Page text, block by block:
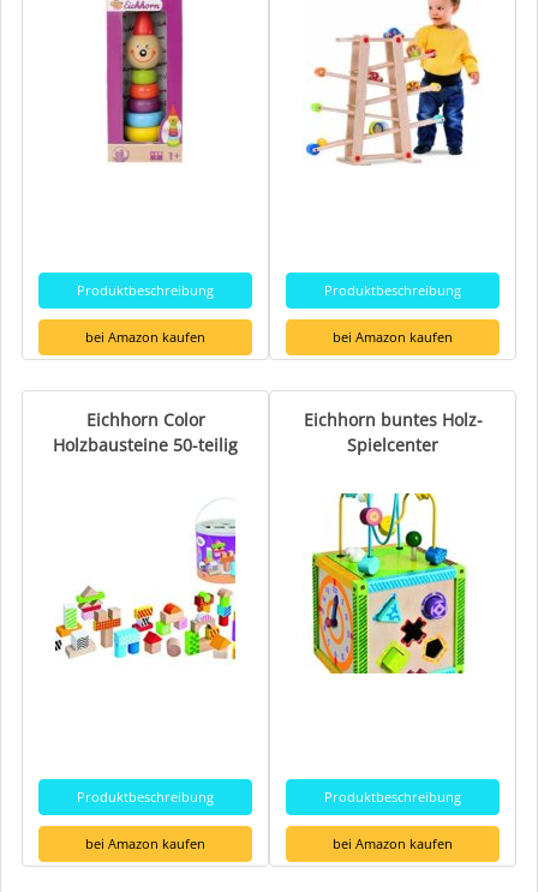
Produktbeschreibung
bei Amazon kaufen
Produktbeschreibung
bei Amazon kaufen
Eichhorn Color
Holzbausteine 50-teilig
Produktbeschreibung
bei Amazon kaufen
Eichhorn buntes Holz-
Spielcenter
Produktbeschreibung
bei Amazon kaufen